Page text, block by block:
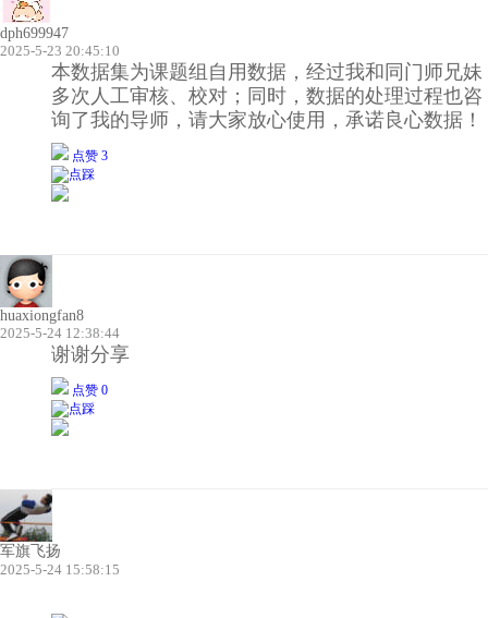
dph699947
2025-5-23 20:45:10
本数据集为课题组自用数据，经过我和同门师兄妹
多次人工审核、校对；同时，数据的处理过程也咨
询了我的导师，请大家放心使用，承诺良心数据！
点赞 3
huaxiongfan8
2025-5-24 12:38:44
谢谢分享
点赞 0
军旗飞扬
2025-5-24 15:58:15